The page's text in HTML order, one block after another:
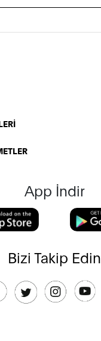
App İndir
Bizi Takip Edin